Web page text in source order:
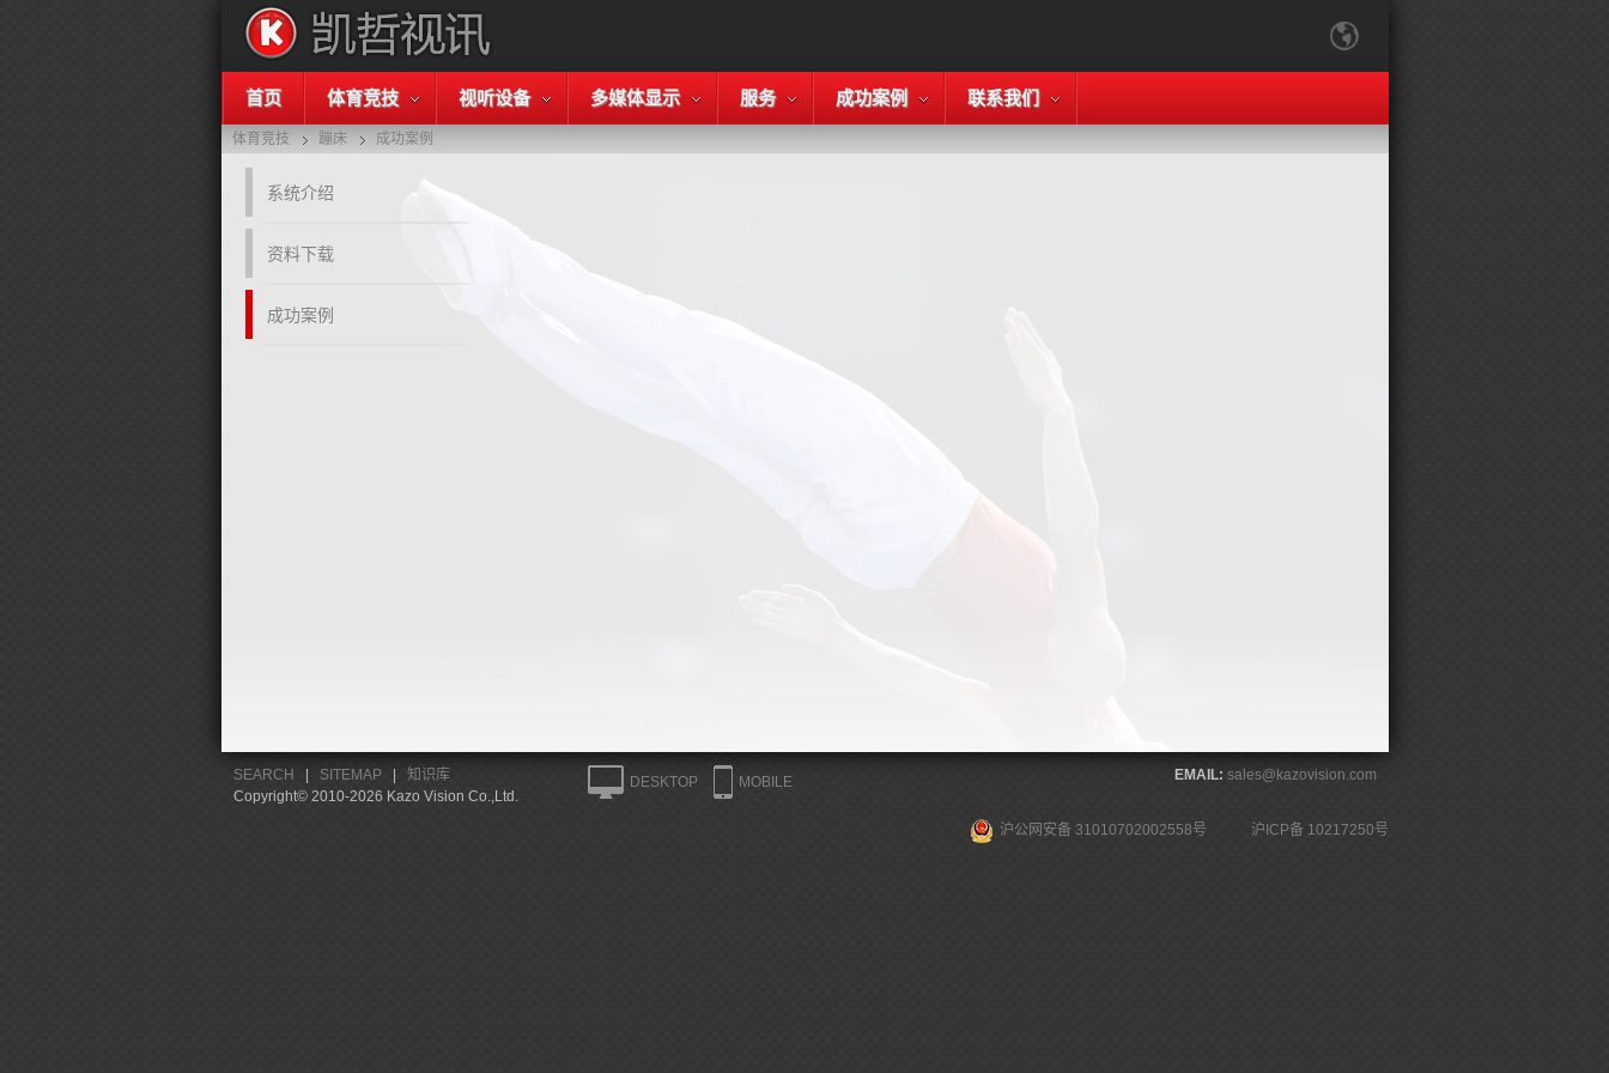
首页 体育竞技 视听设备 多媒体显示 服务 成功案例 联系我们
体育竞技 蹦床 成功案例
系统介绍
资料下载
成功案例
SEARCH SITEMAP| 知识库
Copyright© 2010-2026 Kazo Vision Co.,Ltd.
DESKTOP MOBILE EMAIL: sales@kazovision.com
沪公网安备 31010702002558号 沪ICP备 10217250号